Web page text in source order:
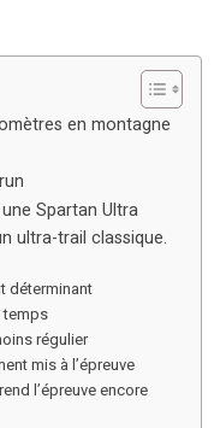
en montagne
Spartan Ultra
ultra-trail classique.
déterminant
temps
régulier
mis à l’épreuve
l’épreuve encore